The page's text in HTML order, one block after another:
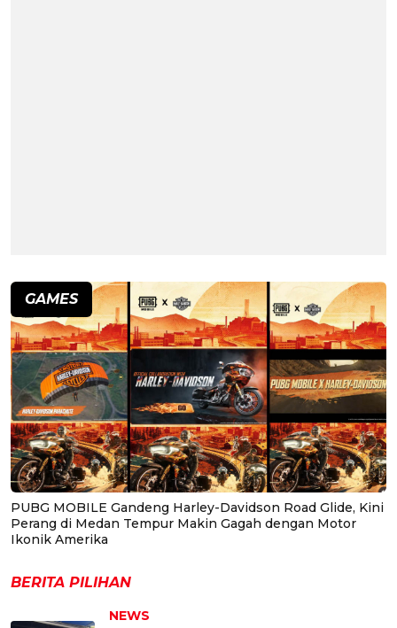
GAMES
PUBG MOBILE Gandeng Harley-Davidson Road Glide, Kini
Perang di Medan Tempur Makin Gagah dengan Motor
Ikonik Amerika
BERITA PILIHAN
NEWS